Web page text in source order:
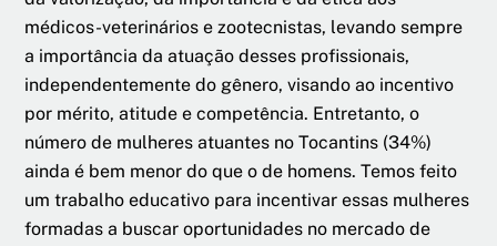
médicos-veterinários e zootecnistas, levando sempre
a importância da atuação desses profissionais,
independentemente do gênero, visando ao incentivo
por mérito, atitude e competência. Entretanto, o
número de mulheres atuantes no Tocantins (34%)
ainda é bem menor do que o de homens. Temos feito
um trabalho educativo para incentivar essas mulheres
formadas a buscar oportunidades no mercado de